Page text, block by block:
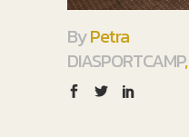
ByPetra
DIASPORTCAMP,